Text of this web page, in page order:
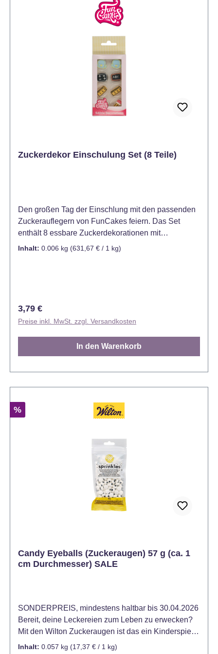
Zuckerdekor Einschulung Set (8 Teile)
Den großen Tag der Einschlung mit den passenden
Zuckerauflegern von FunCakes feiern. Das Set
enthält 8 essbare Zuckerdekorationen mit
Rucksäcken, Taschenrechner, Tafel, Lineare und
Inhalt: 0.006 kg (631,67 € / 1 kg)
Regulärer Preis:
3,79 €
Preise inkl. MwSt. zzgl. Versandkosten
In den Warenkorb
Rabatt
%
Candy Eyeballs (Zuckeraugen) 57 g (ca. 1
cm Durchmesser) SALE
SONDERPREIS, mindestens haltbar bis 30.04.2026
Bereit, deine Leckereien zum Leben zu erwecken?
Mit den Wilton Zuckeraugen ist das ein Kinderspiel!
Egal, ob du süsse kleine Tiere, lustige Monster oder
Inhalt: 0.057 kg (17,37 € / 1 kg)